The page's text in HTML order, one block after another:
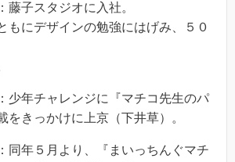
藤子スタジオに入社。
もにデザインの勉強にはげみ、５０
少年チャレンジに『マチコ先生のパ
をきっかけに上京（下井草）。
同年５月より、『まいっちんぐマチ